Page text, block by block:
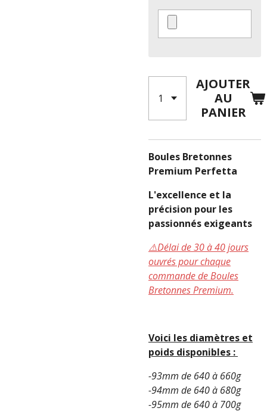
AJOUTER
AU
PANIER
Boules Bretonnes
Premium Perfetta
L'excellence et la
précision pour les
passionnés exigeants
⚠️Délai de 30 à 40 jours
ouvrés pour chaque
commande de Boules
Bretonnes Premium.
Voici les diamètres et
poids disponibles :
-93mm de 640 à 660g
-94mm de 640 à 680g
-95mm de 640 à 700g